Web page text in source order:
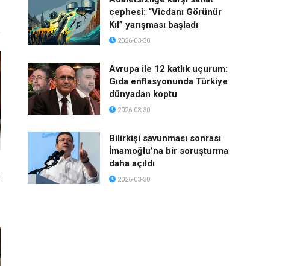
cephesi: “Vicdanı Görünür
Kıl” yarışması başladı
2026-03-30
Avrupa ile 12 katlık uçurum:
Gıda enflasyonunda Türkiye
dünyadan koptu
2026-03-30
Bilirkişi savunması sonrası
İmamoğlu’na bir soruşturma
daha açıldı
2026-03-30